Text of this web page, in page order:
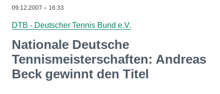
09.12.2007 – 16:33
DTB - Deutscher Tennis Bund e.V.
Nationale Deutsche
Tennismeisterschaften: Andreas
Beck gewinnt den Titel